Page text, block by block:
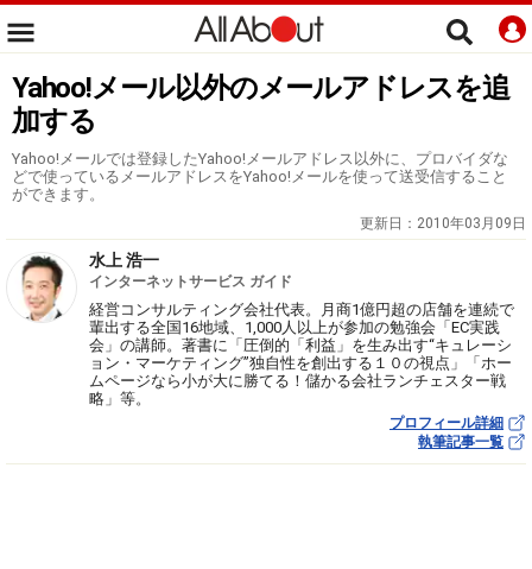
Yahoo!メール以外のメールアドレスを追
加する
Yahoo!メールでは登録したYahoo!メールアドレス以外に、プロバイダな
どで使っているメールアドレスをYahoo!メールを使って送受信すること
ができます。
更新日： 2010年03月09日
水上 浩一
インターネットサービス ガイド
経営コンサルティング会社代表。月商1億円超の店舗を連続で
輩出する全国16地域、1,000人以上が参加の勉強会「EC実践
会」の講師。著書に「圧倒的「利益」を生み出す“キュレーシ
ョン・マーケティング”独自性を創出する１０の視点」「ホー
ムページなら小が大に勝てる！儲かる会社ランチェスター戦
略」等。
プロフィール詳細
執筆記事一覧